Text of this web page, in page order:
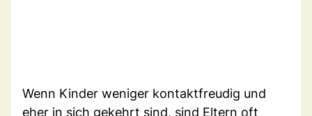
Wenn Kinder weniger kontaktfreudig und
eher in sich gekehrt sind, sind Eltern oft